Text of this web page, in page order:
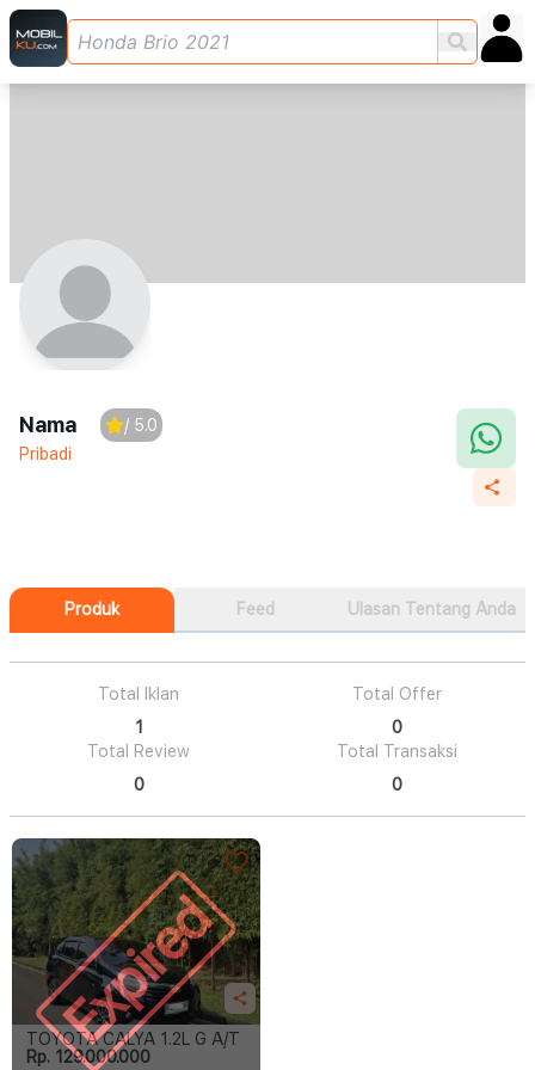
Nama
/ 5.0
Pribadi
Produk Feed Ulasan Tentang Anda
Total Iklan
1
Total Offer
0
Total Review
0
Total Transaksi
0
Expired
TOYOTA CALYA 1.2L G A/T
Rp. 129.000.000